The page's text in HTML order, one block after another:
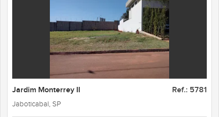
Jardim Monterrey II Ref.: 5781
Jaboticabal, SP